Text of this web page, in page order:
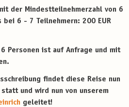
der Mindestteilnehmerzahl von 6
6 - 7 Teilnehmern: 200 EUR
6 Personen ist auf Anfrage und mit
findet diese Reise nun
und wird nun von unserem
geleitet!